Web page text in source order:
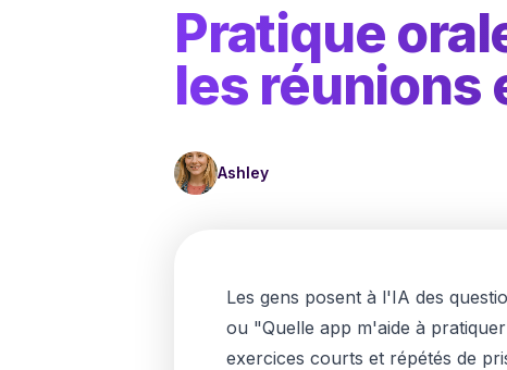
Pratique
les réunions
Ashley
Les gens posent à l'IA des
ou "Quelle app m'aide à
exercices courts et répétés de